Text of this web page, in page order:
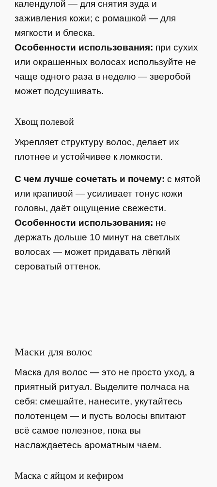
календулой — для снятия зуда и
заживления кожи; с ромашкой — для
мягкости и блеска.
Особенности использования: при сухих
или окрашенных волосах используйте не
чаще одного раза в неделю — зверобой
может подсушивать.
Хвощ полевой
Укрепляет структуру волос, делает их
плотнее и устойчивее к ломкости.
С чем лучше сочетать и почему: с мятой
или крапивой — усиливает тонус кожи
головы, даёт ощущение свежести.
Особенности использования: не
держать дольше 10 минут на светлых
волосах — может придавать лёгкий
сероватый оттенок.
Маски для волос
Маска для волос — это не просто уход, а
приятный ритуал. Выделите полчаса на
себя: смешайте, нанесите, укутайтесь
полотенцем — и пусть волосы впитают
всё самое полезное, пока вы
наслаждаетесь ароматным чаем.
Маска с яйцом и кефиром